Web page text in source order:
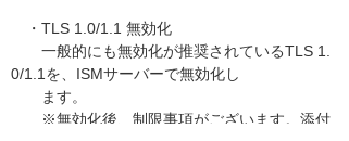
・TLS 1.0/1.1 無効化
一般的にも無効化が推奨されているTLS 1.
0/1.1を、ISMサーバーで無効化し
ます。
※無効化後、制限事項がございます。添付